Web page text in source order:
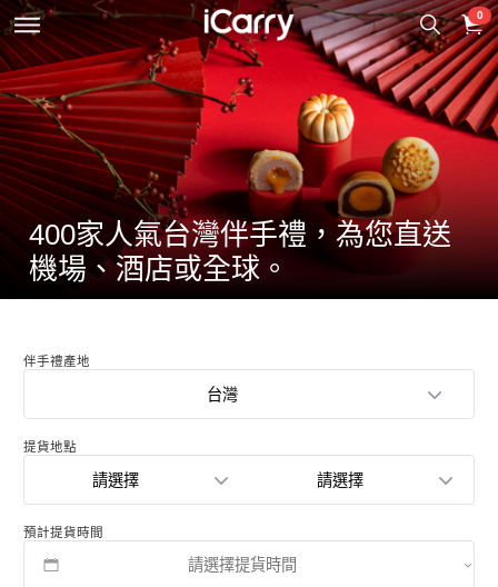
0
400家人氣台灣伴手禮，為您直送
機場、酒店或全球。
伴手禮產地
台灣
提貨地點
請選擇 請選擇
預計提貨時間